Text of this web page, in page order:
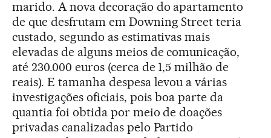
marido. A nova decoração do apartamento
de que desfrutam em Downing Street teria
custado, segundo as estimativas mais
elevadas de alguns meios de comunicação,
até 230.000 euros (cerca de 1,5 milhão de
reais). E tamanha despesa levou a várias
investigações oficiais, pois boa parte da
quantia foi obtida por meio de doações
privadas canalizadas pelo Partido